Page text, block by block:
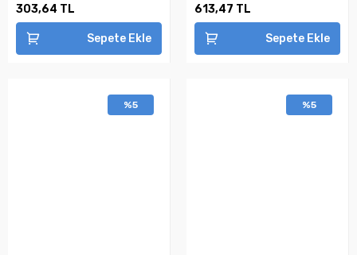
303,64 TL
Sepete Ekle
613,47 TL
Sepete Ekle
%5 %5